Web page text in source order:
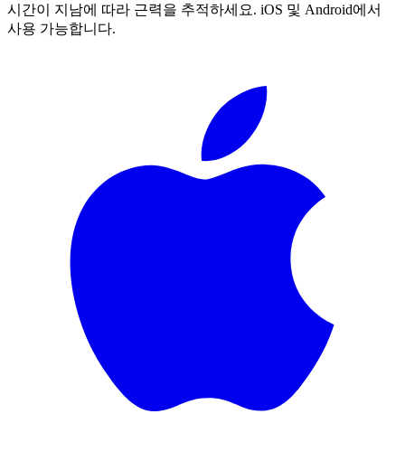
시간이 지남에 따라 근력을 추적하세요. iOS 및 Android에서
사용 가능합니다.